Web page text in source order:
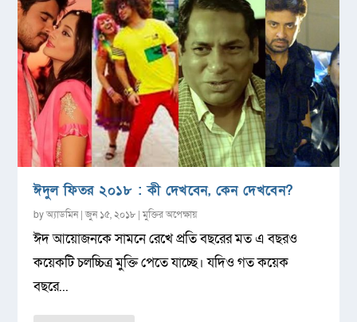
ঈদুল ফিতর ২০১৮ : কী দেখবেন, কেন দেখবেন?
byঅ্যাডমিন|জুন ১৫, ২০১৮ |মুক্তির অপেক্ষায়
ঈদ আয়োজনকে সামনে রেখে প্রতি বছরের মত এ বছরও
কয়েকটি চলচ্চিত্র মুক্তি পেতে যাচ্ছে। যদিও গত কয়েক
বছরে...